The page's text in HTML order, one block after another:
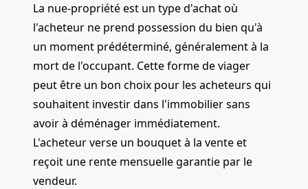
La nue-propriété est un type d'achat où
l'acheteur ne prend possession du bien qu'à
un moment prédéterminé, généralement à la
mort de l'occupant. Cette forme de viager
peut être un bon choix pour les acheteurs qui
souhaitent investir dans l'immobilier sans
avoir à déménager immédiatement.
L'acheteur verse un bouquet à la vente et
reçoit une rente mensuelle garantie par le
vendeur.